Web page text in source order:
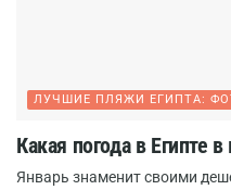
ЛУЧШИЕ ПЛЯЖИ ЕГИПТА:
Какая погода в Египте
Январь знаменит своими